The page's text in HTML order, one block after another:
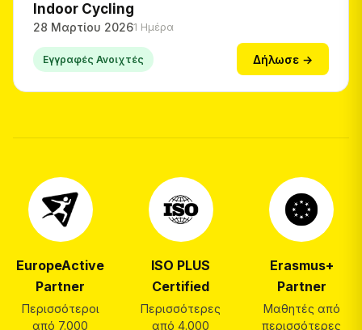
Indoor Cycling
28 Μαρτίου 20261 Ημέρα
Εγγραφές Ανοιχτές Δήλωσε →
EuropeActive
Partner
Περισσότεροι
από 7.000
ISO PLUS
Certified
Περισσότερες
από 4.000
Erasmus+
Partner
Μαθητές από
περισσότερες